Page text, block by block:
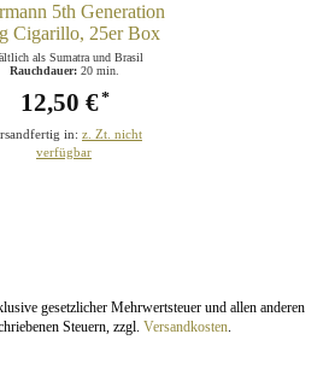
5th Generation
Cigarillo, 25er Box
als Sumatra und Brasil
Rauchdauer:20 min.
12,50 €*
in: z. Zt. nicht
verfügbar
gesetzlicher Mehrwertsteuer und allen anderen
Steuern, zzgl. Versandkosten.